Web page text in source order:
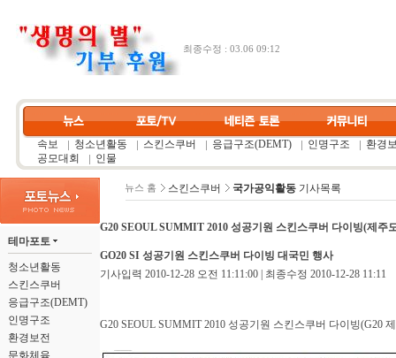
최종수정 : 03.06 09:12
속보 청소년활동 스킨스쿠버 응급구조(DEMT) 인명구조
환경
공모대회
인물
테마포토
청소년활동
스킨스쿠버
응급구조(DEMT)
인명구조
환경보전
문화체육
뉴스 홈 스킨스쿠버 국가공익활동 기사목록
G20 SEOUL SUMMIT 2010 성공기원 스킨스쿠버 다이빙(제주
GO20 SI 성공기원 스킨스쿠버 다이빙 대국민 행사
기사입력 2010-12-28 오전 11:11:00 | 최종수정 2010-12-28 11:11
G20 SEOUL SUMMIT 2010 성공기원 스킨스쿠버 다이빙(G20